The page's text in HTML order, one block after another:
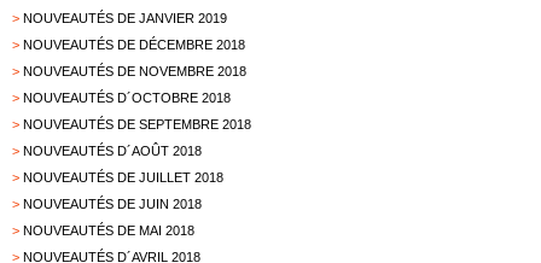
> NOUVEAUTÉS DE JANVIER 2019
> NOUVEAUTÉS DE DÉCEMBRE 2018
> NOUVEAUTÉS DE NOVEMBRE 2018
> NOUVEAUTÉS D´OCTOBRE 2018
> NOUVEAUTÉS DE SEPTEMBRE 2018
> NOUVEAUTÉS D´AOÛT 2018
> NOUVEAUTÉS DE JUILLET 2018
> NOUVEAUTÉS DE JUIN 2018
> NOUVEAUTÉS DE MAI 2018
> NOUVEAUTÉS D´AVRIL 2018